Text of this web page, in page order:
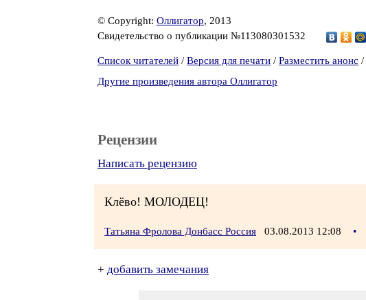
© Copyright: Оллигатор, 2013
Свидетельство о публикации №113080301532
Список читателей / Версия для печати / Разместить анонс /
Другие произведения автора Оллигатор
Рецензии
Написать рецензию
Клёво! МОЛОДЕЦ!
Татьяна Фролова Донбасс Россия 03.08.2013 12:08 •
+ добавить замечания